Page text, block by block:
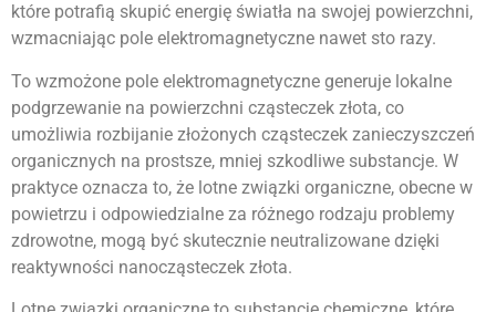
które potrafią skupić energię światła na swojej powierzchni,
wzmacniając pole elektromagnetyczne nawet sto razy.
To wzmożone pole elektromagnetyczne generuje lokalne
podgrzewanie na powierzchni cząsteczek złota, co
umożliwia rozbijanie złożonych cząsteczek zanieczyszczeń
organicznych na prostsze, mniej szkodliwe substancje. W
praktyce oznacza to, że lotne związki organiczne, obecne w
powietrzu i odpowiedzialne za różnego rodzaju problemy
zdrowotne, mogą być skutecznie neutralizowane dzięki
reaktywności nanocząsteczek złota.